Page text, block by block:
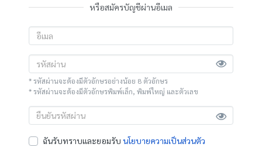
หรือสมัครบัญชีผ่านอีเมล
* รหัสผ่านจะต้องมีตัวอักษรอย่างน้อย 8 ตัวอักษร
* รหัสผ่านจะต้องมีตัวอักษรพิมพ์เล็ก, พิมพ์ใหญ่ และตัวเลข
ฉันรับทราบและยอมรับ นโยบายความเป็นส่วนตัว